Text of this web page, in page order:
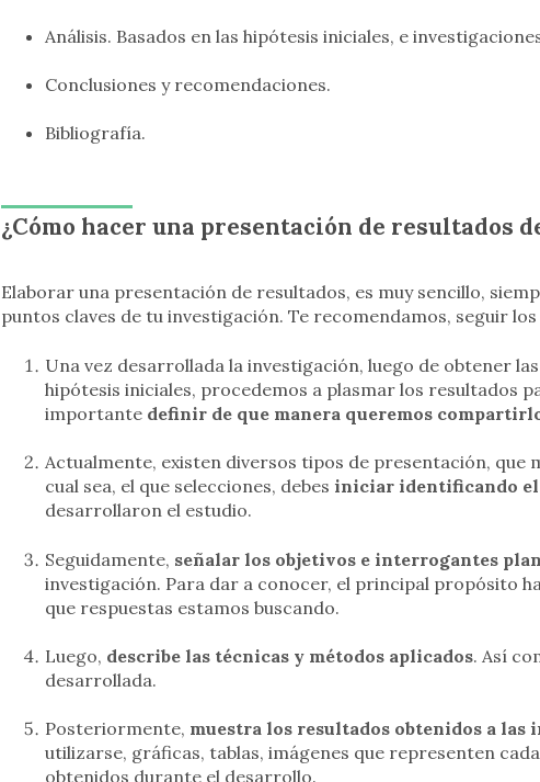
Análisis. Basados en las hipótesis iniciales, e
Conclusiones y recomendaciones.
Bibliografía.
¿Cómo hacer una presentación de resultados
Elaborar una presentación de resultados, es muy sencillo,
puntos claves de tu investigación. Te recomendamos, seguir
Una vez desarrollada la investigación, luego de obtener
hipótesis iniciales, procedemos a plasmar los resultados
importante definir de que manera queremos
Actualmente, existen diversos tipos de presentación, que
cual sea, el que selecciones, debes iniciar identificando
desarrollaron el estudio.
Seguidamente, señalar los objetivos e interrogantes
investigación. Para dar a conocer, el principal propósito
que respuestas estamos buscando.
Luego, describe las técnicas y métodos aplicados. Así
desarrollada.
Posteriormente, muestra los resultados obtenidos a las
utilizarse, gráficas, tablas, imágenes que representen
obtenidos durante el desarrollo.